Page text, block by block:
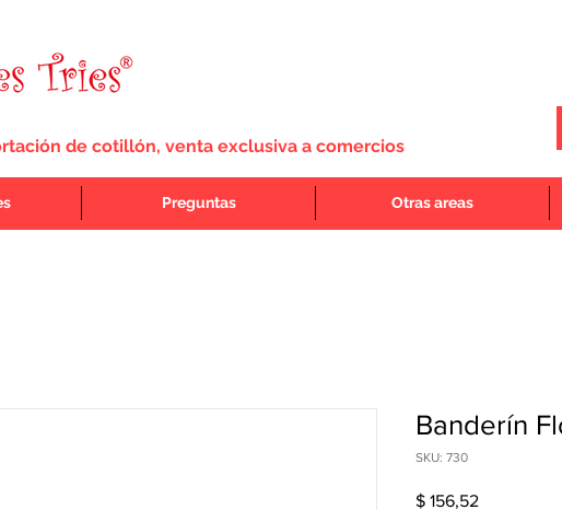
de cotillón, venta exclusiva a comercios
Preguntas Otras areas
Banderín
SKU: 730
$ 156,52Precio